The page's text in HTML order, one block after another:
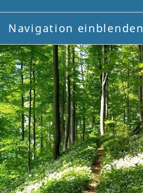
Navigation einblenden